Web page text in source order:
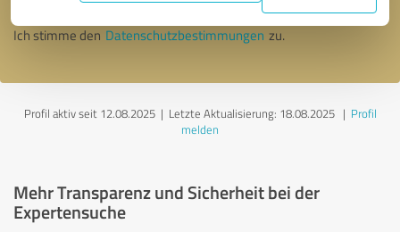
Ich stimme den Datenschutzbestimmungen zu.
Profil aktiv seit 12.08.2025 | Letzte Aktualisierung: 18.08.2025| Profil
melden
Mehr Transparenz und Sicherheit bei der
Expertensuche